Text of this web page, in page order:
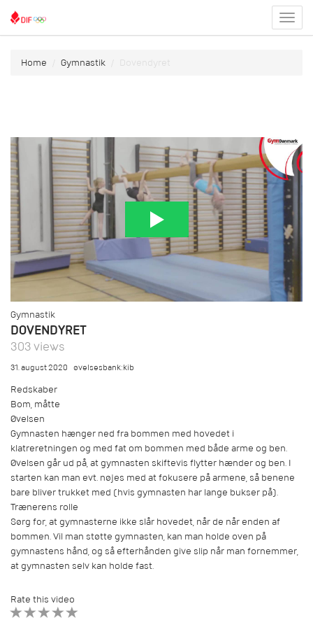
menu
Home Gymnastik Dovendyret
Gymnastik
DOVENDYRET
303 views
31. august 2020 øvelsesbank:kib
Redskaber
Bom, måtte
Øvelsen
Gymnasten hænger ned fra bommen med hovedet i
klatreretningen og med fat om bommen med både arme og ben.
Øvelsen går ud på, at gymnasten skiftevis flytter hænder og ben. I
starten kan man evt. nøjes med at fokusere på armene, så benene
bare bliver trukket med (hvis gymnasten har lange bukser på).
Trænerens rolle
Sørg for, at gymnasterne ikke slår hovedet, når de når enden af
bommen. Vil man støtte gymnasten, kan man holde oven på
gymnastens hånd, og så efterhånden give slip når man fornemmer,
at gymnasten selv kan holde fast.
Rate this video